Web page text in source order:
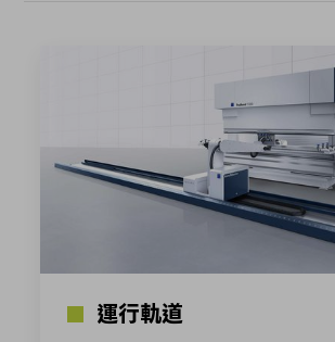
運行軌道